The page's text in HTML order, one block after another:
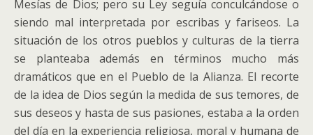
Mesías de Dios; pero su Ley seguía conculcándose o
siendo mal interpretada por escribas y fariseos. La
situación de los otros pueblos y culturas de la tierra
se planteaba además en términos mucho más
dramáticos que en el Pueblo de la Alianza. El recorte
de la idea de Dios según la medida de sus temores, de
sus deseos y hasta de sus pasiones, estaba a la orden
del día en la experiencia religiosa, moral y humana de